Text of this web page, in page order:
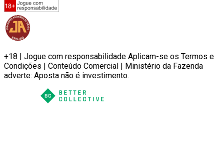
+18 | Jogue com responsabilidade Aplicam-se os Termos e
Condições | Conteúdo Comercial | Ministério da Fazenda
adverte: Aposta não é investimento.